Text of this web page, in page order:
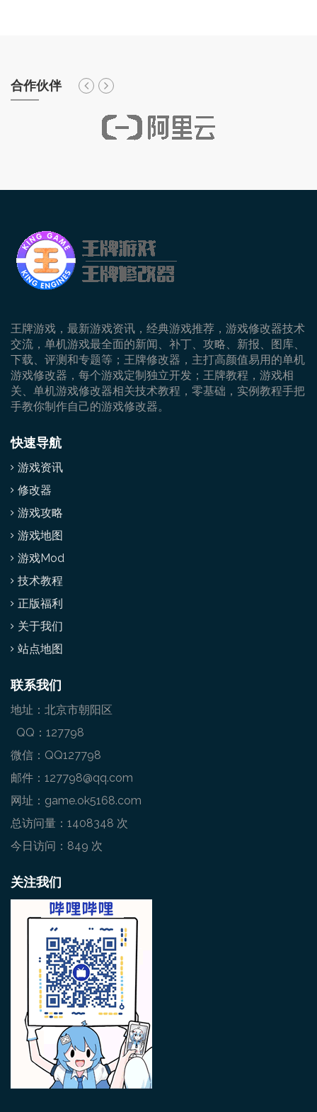
合作伙伴
王牌游戏，最新游戏资讯，经典游戏推荐，游戏修改器技术
交流，单机游戏最全面的新闻、补丁、攻略、新报、图库、
下载、评测和专题等；王牌修改器，主打高颜值易用的单机
游戏修改器，每个游戏定制独立开发；王牌教程，游戏相
关、单机游戏修改器相关技术教程，零基础，实例教程手把
手教你制作自己的游戏修改器。
快速导航
游戏资讯
修改器
游戏攻略
游戏地图
游戏Mod
技术教程
正版福利
关于我们
站点地图
联系我们
地址：北京市朝阳区
QQ：127798
微信：QQ127798
邮件：127798@qq.com
网址：game.ok5168.com
总访问量：1408348 次
今日访问：849 次
关注我们